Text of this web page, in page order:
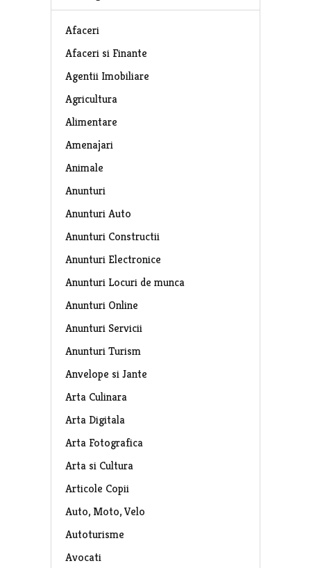
Afaceri
Afaceri si Finante
Agentii Imobiliare
Agricultura
Alimentare
Amenajari
Animale
Anunturi
Anunturi Auto
Anunturi Constructii
Anunturi Electronice
Anunturi Locuri de munca
Anunturi Online
Anunturi Servicii
Anunturi Turism
Anvelope si Jante
Arta Culinara
Arta Digitala
Arta Fotografica
Arta si Cultura
Articole Copii
Auto, Moto, Velo
Autoturisme
Avocati